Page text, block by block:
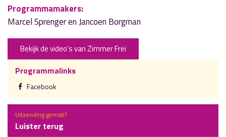
Programmamakers:
Marcel Sprenger en Jancoen Borgman
Bekijk de video's van Zimmer Frei
Programmalinks
Facebook
Uitzending gemist?
Luister terug